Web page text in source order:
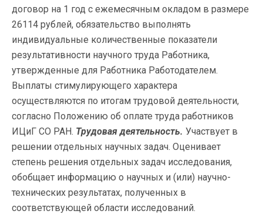
договор на 1 год с ежемесячным окладом в размере
26114 рублей, обязательство выполнять
индивидуальные количественные показатели
результативности научного труда Работника,
утвержденные для Работника Работодателем.
Выплаты стимулирующего характера
осуществляются по итогам трудовой деятельности,
согласно Положению об оплате труда работников
ИЦиГ СО РАН. Трудовая деятельность. Участвует в
решении отдельных научных задач. Оценивает
степень решения отдельных задач исследования,
обобщает информацию о научных и (или) научно-
технических результатах, полученных в
соответствующей области исследований.